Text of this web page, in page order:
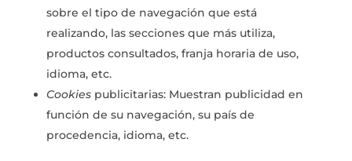
sobre el tipo de navegación que está
realizando, las secciones que más utiliza,
productos consultados, franja horaria de uso,
idioma, etc.
Cookiespublicitarias: Muestran publicidad en
función de su navegación, su país de
procedencia, idioma, etc.